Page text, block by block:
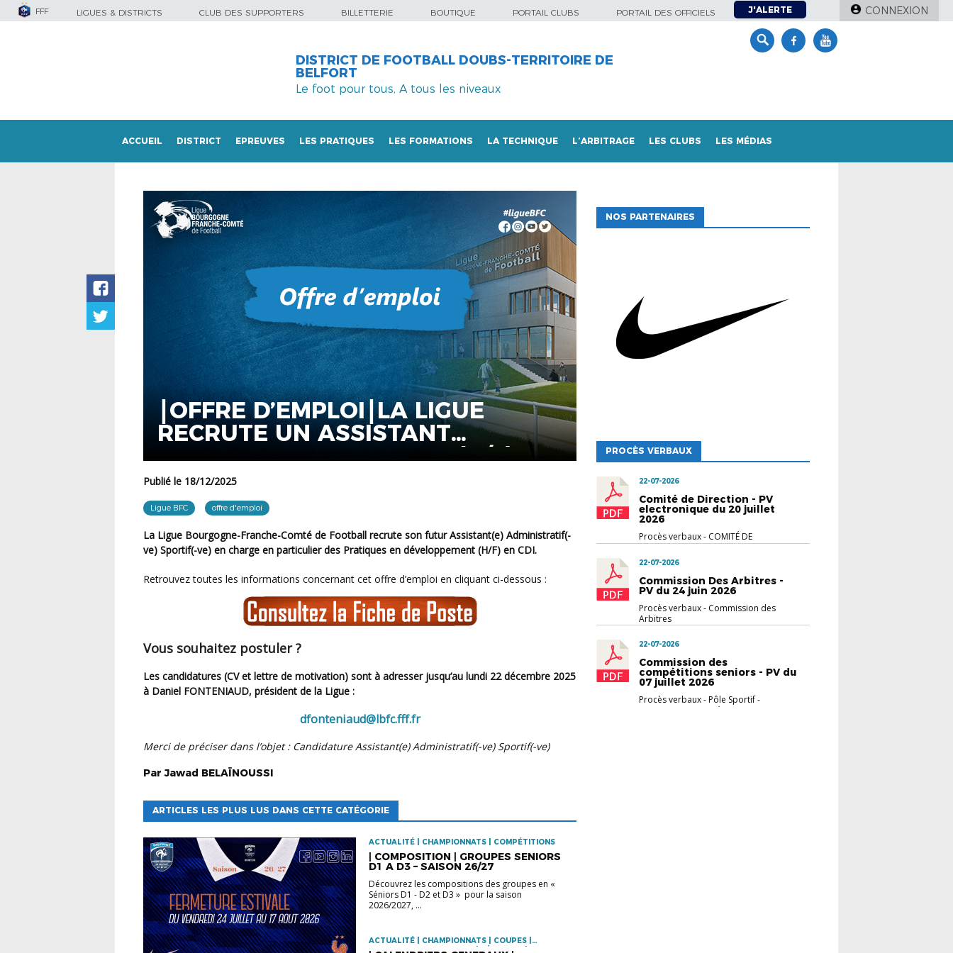
FFF LIGUES & DISTRICTS CLUB DES SUPPORTERS BILLETTERIE BOUTIQUE PORTAIL CLUBS PORTAIL DES OFFICIELS J'ALERTE CONNEXION
DISTRICT DE FOOTBALL DOUBS-TERRITOIRE DE
BELFORT
Le foot pour tous, A tous les niveaux
ACCUEIL DISTRICT EPREUVES LES PRATIQUES LES FORMATIONS LA TECHNIQUE L’ARBITRAGE LES CLUBS LES MÉDIAS
⎮OFFRE D’EMPLOI⎮LA LIGUE
RECRUTE UN ASSISTANT
ADMINISTRATIF SPORTIF (H/F)
Publié le 18/12/2025
Ligue BFC offre d'emploi
La Ligue Bourgogne-Franche-Comté de Football recrute son futur Assistant(e) Administratif(-
ve) Sportif(-ve) en charge en particulier des Pratiques en développement (H/F) en CDI.
Retrouvez toutes les informations concernant cet offre d’emploi en cliquant ci-dessous :
Vous souhaitez postuler ?
Les candidatures (CV et lettre de motivation) sont à adresser jusqu’au lundi 22 décembre 2025
à Daniel FONTENIAUD, président de la Ligue :
dfonteniaud@lbfc.fff.fr
Merci de préciser dans l’objet : Candidature Assistant(e) Administratif(-ve) Sportif(-ve)
ParJawad BELAÏNOUSSI
ARTICLES LES PLUS LUS DANS CETTE CATÉGORIE
ACTUALITÉ | CHAMPIONNATS | COMPÉTITIONS
| COMPOSITION | GROUPES SENIORS
D1 A D3 – SAISON 26/27
Découvrez les compositions des groupes en «
Séniors D1 - D2 et D3 » pour la saison
2026/2027, ...
ACTUALITÉ | CHAMPIONNATS | COUPES |
DOCUMENTS TECHNIQUES | FÉMININES | FOOT
NOS PARTENAIRES
PROCÈS VERBAUX
22-07-2026
Comité de Direction - PV
electronique du 20 juillet
2026
Procès verbaux- COMITÉ DE
DIRECTION
22-07-2026
Commission Des Arbitres -
PV du 24 juin 2026
Procès verbaux- Commission des
Arbitres
22-07-2026
Commission des
compétitions seniors - PV du
07 juillet 2026
Procès verbaux- Pôle Sportif -
Commission Compé...